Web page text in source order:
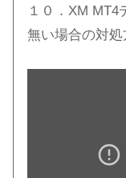
１０．XM MT4
無い場合の対処